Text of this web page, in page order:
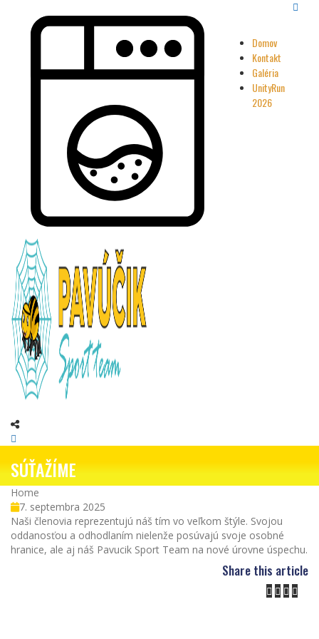
Domov
Kontakt
Galéria
UnityRun
2026
SÚŤAŽÍME
Home
7. septembra 2025
Naši členovia reprezentujú náš tím vo veľkom štýle. Svojou
oddanosťou a odhodlaním nielenže posúvajú svoje osobné
hranice, ale aj náš Pavucik Sport Team na nové úrovne úspechu.
Share this article